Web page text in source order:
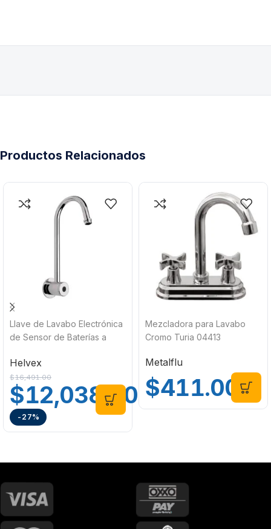
Productos Relacionados
Llave de Lavabo Electrónica
de Sensor de Baterías a
Helvex
$16,491.00
$12,038.00
-27%
Mezcladora para Lavabo
Cromo Turia 04413
Metalflu
$411.00